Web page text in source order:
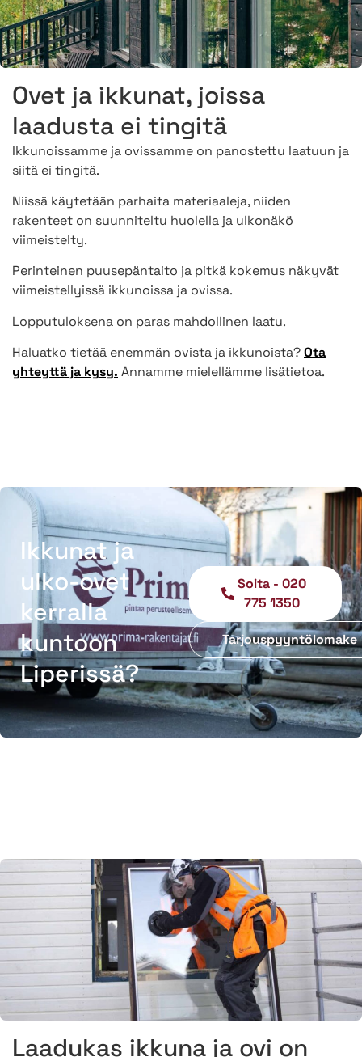
Ovet ja ikkunat, joissa
laadusta ei tingitä
Ikkunoissamme ja ovissamme on panostettu laatuun ja
siitä ei tingitä.
Niissä käytetään parhaita materiaaleja, niiden
rakenteet on suunniteltu huolella ja ulkonäkö
viimeistelty.
Perinteinen puusepäntaito ja pitkä kokemus näkyvät
viimeistellyissä ikkunoissa ja ovissa.
Lopputuloksena on paras mahdollinen laatu.
Haluatko tietää enemmän ovista ja ikkunoista?Ota
yhteyttä ja kysy. Annamme mielellämme lisätietoa.
Ikkunat ja
ulko-ovet
kerralla
kuntoon
Liperissä?
Soita - 020
775 1350
Tarjouspyyntölomake
Laadukas ikkuna ja ovi on